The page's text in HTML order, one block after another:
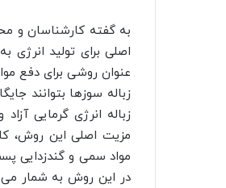
به گفته کارشناسان و
اصلی برای تولید انرژی
عنوان روشی برای دفع
زباله سوزها بتوانند
زباله انرژی گرمایی
مزیت اصلی این روش،
مواد سمی و گندزدایی
در این روش به شمار